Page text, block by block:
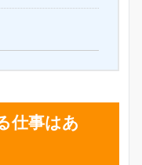
仕事はあ